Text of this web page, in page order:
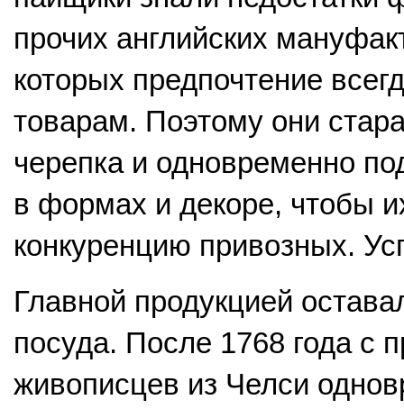
прочих английских
которых предпочтение
товарам. Поэтому они
черепка и одновременно
в формах и декоре, чтобы
конкуренцию привозных.
Главной продукцией
посуда. После 1768 года с
живописцев из Челси